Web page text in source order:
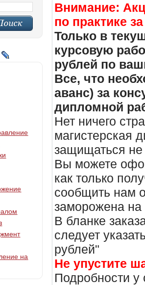
Внимание:
по практике
Только в
курсовую
рублей по
Все, что
аванс) за
дипломной
Нет ничего
магистерская
защищаться не
Вы можете
как только
сообщить нам
заморожена
В бланке
следует
рублей"
Не упустите
Подробности
на